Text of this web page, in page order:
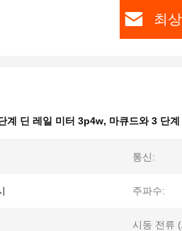
최
계 딘 레일 미터 3p4w, 마큐드와 3 단
통신:
주파수:
시동 전류